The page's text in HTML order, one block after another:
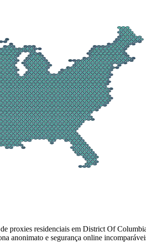
proxies residenciais em District Of
anonimato e segurança online